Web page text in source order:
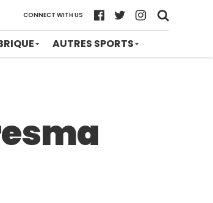
CONNECT WITH US
AUTRES SPORTS